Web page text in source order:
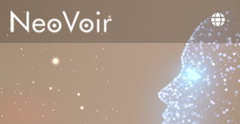
メニュースキップ